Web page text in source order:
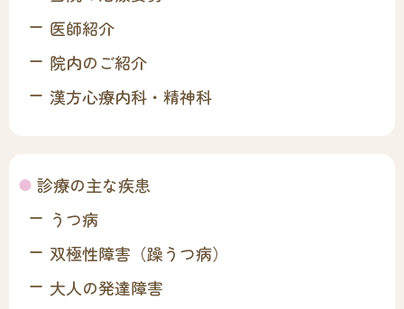
医師紹介
院内のご紹介
漢方心療内科・精神科
診療の主な疾患
うつ病
双極性障害（躁うつ病）
大人の発達障害